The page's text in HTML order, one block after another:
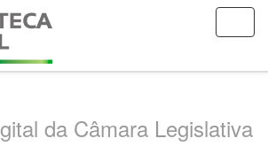
da Câmara Legislativa